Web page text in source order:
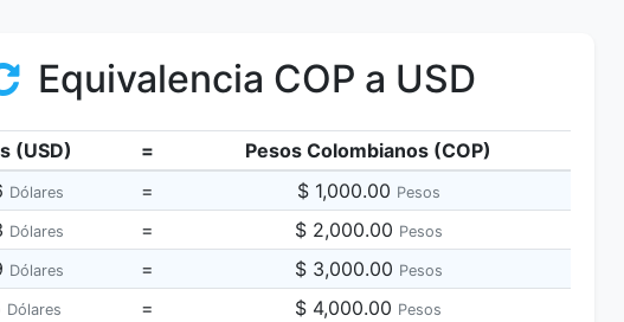
Equivalencia COP a USD
(USD) =
Pesos Colombianos (COP)
Dólares = $ 1,000.00 Pesos
Dólares = $ 2,000.00 Pesos
Dólares = $ 3,000.00 Pesos
Dólares = $ 4,000.00 Pesos